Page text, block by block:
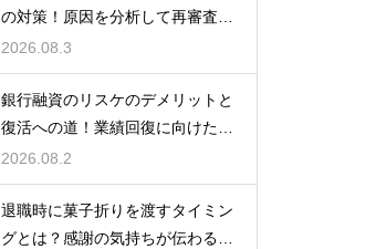
の対策！原因を分析して再審査を
狙う
2026.08.3
銀行融資のリスケのデメリットと
復活への道！業績回復に向けた事
業計画
2026.08.2
退職時に菓子折りを渡すタイミン
グとは？感謝の気持ちが伝わる正